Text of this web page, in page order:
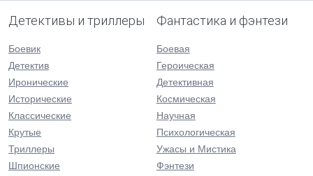
Детективы и триллеры
Боевик
Детектив
Иронические
Исторические
Классические
Крутые
Триллеры
Шпионские
Фантастика и фэнтези
Боевая
Героическая
Детективная
Космическая
Научная
Психологическая
Ужасы и Мистика
Фэнтези